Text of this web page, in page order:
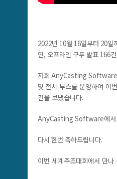
2022년 10월 16일부터 20일
인, 오프라인 구두 발표 166
저희 AnyCasting Software
및 전시 부스를 운영하여 이
간을 보냈습니다.
AnyCasting Software에서
다시 한번 축하드립니다.
이번 세계주조대회에서 만